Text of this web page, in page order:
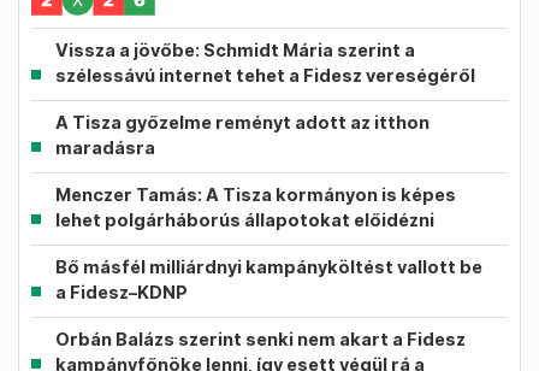
Vissza a jövőbe: Schmidt Mária szerint a
szélessávú internet tehet a Fidesz vereségéről
A Tisza győzelme reményt adott az itthon
maradásra
Menczer Tamás: A Tisza kormányon is képes
lehet polgárháborús állapotokat előidézni
Bő másfél milliárdnyi kampányköltést vallott be
a Fidesz–KDNP
Orbán Balázs szerint senki nem akart a Fidesz
kampányfőnöke lenni, így esett végül rá a